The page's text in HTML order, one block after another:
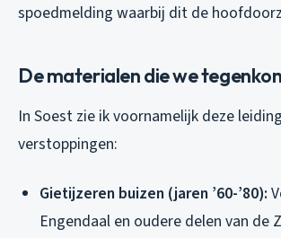
spoedmelding waarbij dit de
De materialen die we
In Soest zie ik voornamelijk deze
verstoppingen:
Gietijzeren buizen (jaren ’60-’80):
Engendaal en oudere delen van de